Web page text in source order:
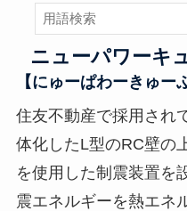
ニューパワーキ
【にゅーぱわーきゅー
住友不動産で採用され
体化したL型のRC壁の
を使用した制震装置を
震エネルギーを熱エネ